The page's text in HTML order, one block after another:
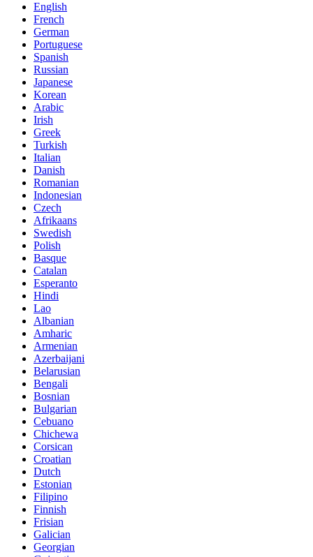
English
French
German
Portuguese
Spanish
Russian
Japanese
Korean
Arabic
Irish
Greek
Turkish
Italian
Danish
Romanian
Indonesian
Czech
Afrikaans
Swedish
Polish
Basque
Catalan
Esperanto
Hindi
Lao
Albanian
Amharic
Armenian
Azerbaijani
Belarusian
Bengali
Bosnian
Bulgarian
Cebuano
Chichewa
Corsican
Croatian
Dutch
Estonian
Filipino
Finnish
Frisian
Galician
Georgian